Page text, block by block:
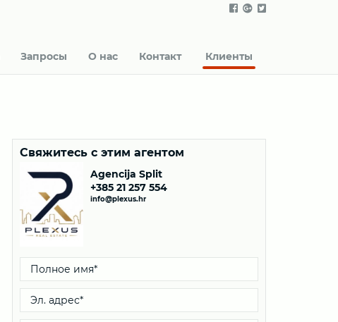
Запросы О нас Контакт Клиенты
Свяжитесь с этим агентом
Agencija Split
+385 21 257 554
info@plexus.hr